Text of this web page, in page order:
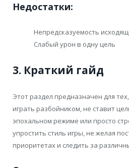
Недостатки:
Непредсказуемость
Слабый урон в одну цель
3. Краткий гайд
Этот раздел предназначен для
играть разбойником, не ставит
эпохальном режиме или просто
упростить стиль игры, не желая
приоритетах и следить за